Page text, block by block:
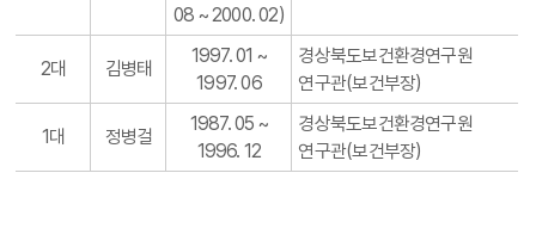
08 ~ 2000. 02)
2대 김병태
1997. 01 ~
1997. 06
경상북도보건환경연구원
연구관(보건부장)
1대 정병걸
1987. 05 ~
1996. 12
경상북도보건환경연구원
연구관(보건부장)